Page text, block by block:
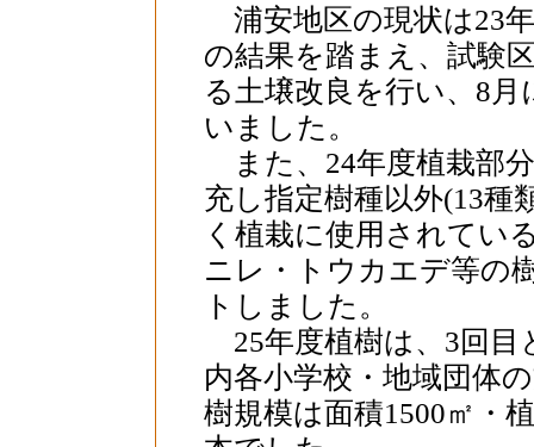
浦安地区の現状は23
の結果を踏まえ、試験
る土壌改良を行い、8
いました。
また、24年度植栽部
充し指定樹種以外(13種
く植栽に使用されてい
ニレ・トウカエデ等の
トしました。
25年度植樹は、3回目
内各小学校・地域団体
樹規模は面積1500㎡・